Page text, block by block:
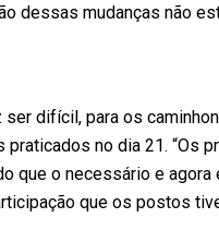
dessas mudanças não
difícil, para os
no dia 21. “Os
que o necessário e agora
que os postos